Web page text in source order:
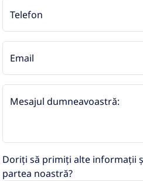
Telefon
Email
Mesajul dumneavoastră:
Doriți să primiți alte informații
partea noastră?